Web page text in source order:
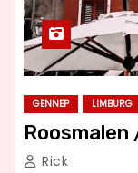
GENNEP LIMBURG
Roosmalen
Rick